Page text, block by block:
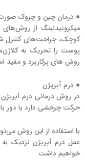
● درمان چین و چروک صورت
میکرونیدلینگ از
کوچک، جراحت‌های کنترل
پوست را تحریک به
روش های پرکاربرد و مفید
● درم آبریژن
در روش درمانی درم
حرکت چرخشی دارد با دور
با استفاده از این روش
عمل درم آبریژن نزدیک
خواهیم داشت.